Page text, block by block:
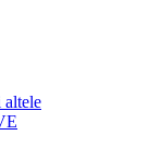
altele